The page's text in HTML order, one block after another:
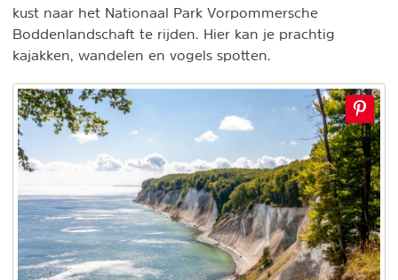
kust naar het Nationaal Park Vorpommersche
Boddenlandschaft te rijden. Hier kan je prachtig
kajakken, wandelen en vogels spotten.